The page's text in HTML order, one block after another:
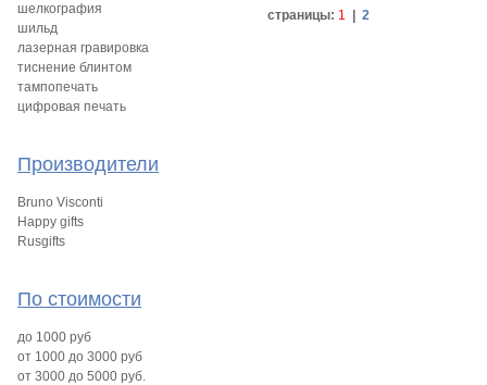
шелкография
шильд
лазерная гравировка
тиснение блинтом
тампопечать
цифровая печать
Производители
Bruno Visconti
Happy gifts
Rusgifts
По стоимости
до 1000 руб
от 1000 до 3000 руб
от 3000 до 5000 руб.
страницы: 1 2